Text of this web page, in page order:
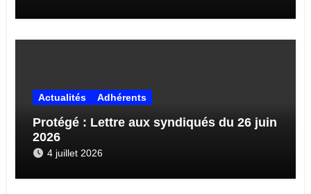
Actualités Adhérents
Protégé : Lettre aux syndiqués du 26 juin
2026
4 juillet 2026